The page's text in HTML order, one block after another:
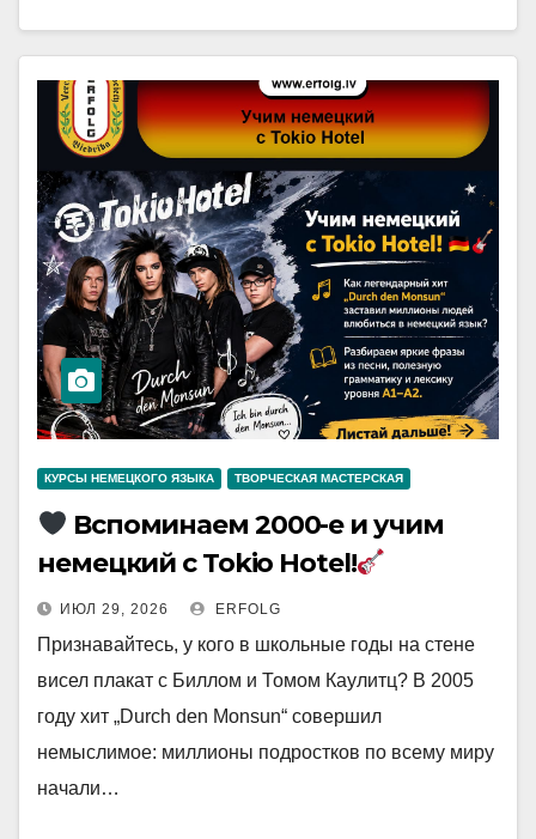
КУРСЫ НЕМЕЦКОГО ЯЗЫКА ТВОРЧЕСКАЯ МАСТЕРСКАЯ
Вспоминаем 2000-е и учим
немецкий с Tokio Hotel!
ИЮЛ 29, 2026 ERFOLG
Признавайтесь, у кого в школьные годы на стене
висел плакат с Биллом и Томом Каулитц? В 2005
году хит „Durch den Monsun“ совершил
немыслимое: миллионы подростков по всему миру
начали…